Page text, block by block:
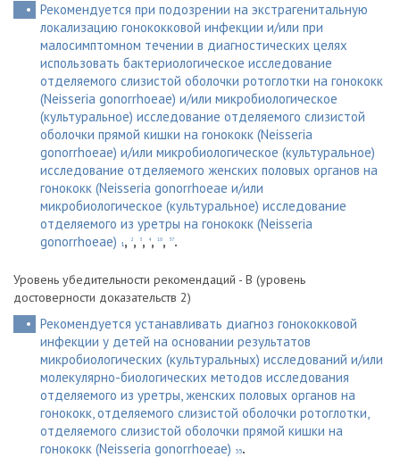
Рекомендуется при подозрении на экстрагенитальную
локализацию гонококковой инфекции и/или при
малосимптомном течении в диагностических целях
использовать бактериологическое исследование
отделяемого слизистой оболочки ротоглотки на гонококк
(Neisseria gonorrhoeae) и/или микробиологическое
(культуральное) исследование отделяемого слизистой
оболочки прямой кишки на гонококк (Neisseria
gonorrhoeae) и/или микробиологическое (культуральное)
исследование отделяемого женских половых органов на
гонококк (Neisseria gonorrhoeae и/или
микробиологическое (культуральное) исследование
отделяемого из уретры на гонококк (Neisseria
gonorrhoeae) 1, 2, 3, 4, 10, 37.
Уровень убедительности рекомендаций - B (уровень
достоверности доказательств 2)
Рекомендуется устанавливать диагноз гонококковой
инфекции у детей на основании результатов
микробиологических (культуральных) исследований и/или
молекулярно-биологических методов исследования
отделяемого из уретры, женских половых органов на
гонококк, отделяемого слизистой оболочки ротоглотки,
отделяемого слизистой оболочки прямой кишки на
гонококк (Neisseria gonorrhoeae) 35.